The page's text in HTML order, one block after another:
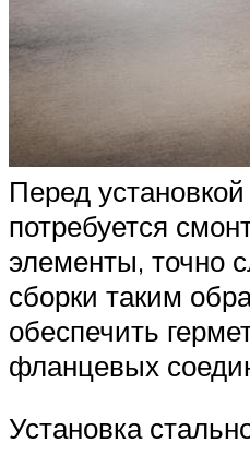
Перед
потребуется
элементы, точно
сборки таким
обеспечить
фланцевых
Установка